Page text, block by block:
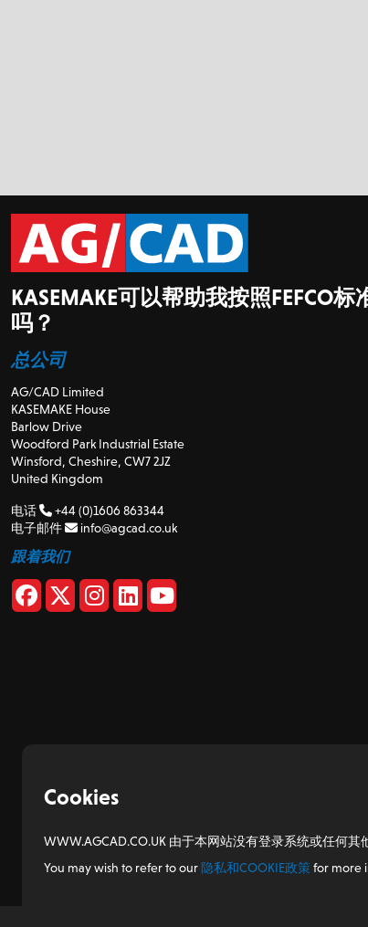
KASEMAKE可以帮助我按照FEFCO标
吗？
总公司
AG/CAD Limited
KASEMAKE House
Barlow Drive
Woodford Park Industrial Estate
Winsford, Cheshire, CW7 2JZ
United Kingdom
电话
+44 (0)1606 863344
电子邮件
info@agcad.co.uk
跟着我们
Cookies
WWW.AGCAD.CO.UK 由于本网站没有登录系统或任何其
You may wish to refer to our 隐私和COOKIE政策for more